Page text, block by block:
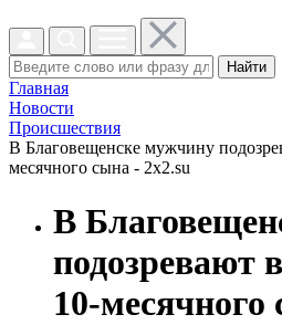
Найти
Главная
Новости
Проиcшествия
В Благовещенске мужчину
месячного сына - 2x2.su
В
подозревают
10-месячного